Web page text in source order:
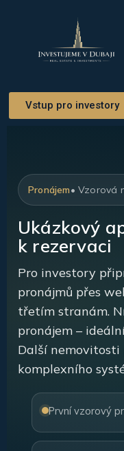
Vstup pro investory
Pronájem• Vzorová
Ukázkový
k rezervaci
Pro investory
pronájmů přes
třetím stranám.
pronájem –
Další nemovitosti
komplexního
První vzorový